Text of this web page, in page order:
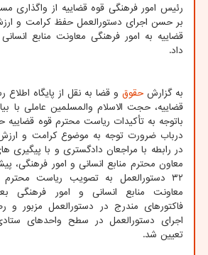
رئیس امور فرهنگی قوه قضاییه از واگذاری
بر حسن اجرای دستورالعمل حفظ کرامت و
قضاییه به امور فرهنگی معاونت منابع
داد.
به گزارش حقوق و قضا به نقل از پایگاه اطلاع
قضاییه، حجت الاسلام والمسلمین عاملی با
باتوجه به تأکیدات ریاست محترم قوه
درباب ضرورت توجه به موضوع کرامت و
در رابطه با مراجعان دادگستری و با
۳۲ دستورالعمل به تصویب ریاست
معاونت منابع انسانی و امور فرهنگی
فاکتورهای مندرج در دستورالعمل مزبور
اجرای دستورالعمل در سطح واحدهای
تعیین شد.